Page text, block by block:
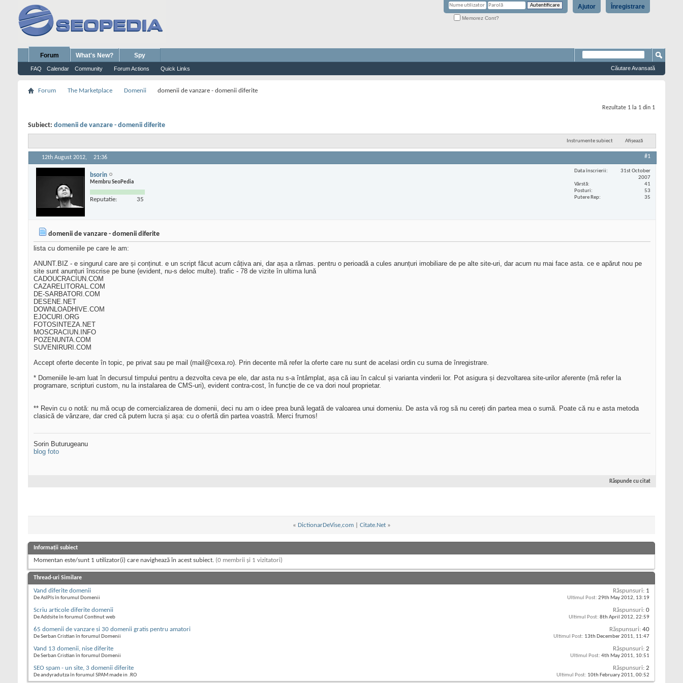
Înregistrare
Ajutor
Memorez Cont?
Forum
FAQ Calendar Community Forum Actions Quick Links
What's New? Spy
Căutare Avansată
Forum The Marketplace Domenii domenii de vanzare - domenii diferite
Rezultate 1 la 1 din 1
Subiect: domenii de vanzare - domenii diferite
Instrumente subiect Afișează
12th August 2012, 21:36 #1
bsorin
Membru SeoPedia
Reputatie: 35
Data înscrierii
31st October
2007
Vârstă
41
Posturi
53
Putere Rep
35
domenii de vanzare - domenii diferite
lista cu domeniile pe care le am:
ANUNT.BIZ - e singurul care are și conținut. e un script făcut acum câțiva ani, dar așa a rămas. pentru o perioadă a cules anunțuri imobiliare de pe alte site-uri, dar acum nu mai face asta. ce e apărut nou pe
site sunt anunțuri înscrise pe bune (evident, nu-s deloc multe). trafic - 78 de vizite în ultima lună
CADOUCRACIUN.COM
CAZARELITORAL.COM
DE-SARBATORI.COM
DESENE.NET
DOWNLOADHIVE.COM
EJOCURI.ORG
FOTOSINTEZA.NET
MOSCRACIUN.INFO
POZENUNTA.COM
SUVENIRURI.COM
Accept oferte decente în topic, pe privat sau pe mail (mail@cexa.ro). Prin decente mă refer la oferte care nu sunt de acelasi ordin cu suma de înregistrare.
* Domeniile le-am luat în decursul timpului pentru a dezvolta ceva pe ele, dar asta nu s-a întâmplat, așa că iau în calcul și varianta vinderii lor. Pot asigura și dezvoltarea site-urilor aferente (mă refer la
programare, scripturi custom, nu la instalarea de CMS-uri), evident contra-cost, în funcție de ce va dori noul proprietar.
** Revin cu o notă: nu mă ocup de comercializarea de domenii, deci nu am o idee prea bună legată de valoarea unui domeniu. De asta vă rog să nu cereți din partea mea o sumă. Poate că nu e asta metoda
clasică de vânzare, dar cred că putem lucra și așa: cu o ofertă din partea voastră. Merci frumos!
Sorin Buturugeanu
blog foto
Răspunde cu citat
« DictionarDeVise,com| Citate.Net »
Informații subiect
Momentan este/sunt 1 utilizator(i) care navighează în acest subiect. (0 membrii și 1 vizitatori)
Thread-uri Similare
Vand diferite domenii
De AslPls în forumul Domenii
Răspunsuri: 1
Ultimul Post: 29th May 2012, 13:19
Scriu articole diferite domenii
De Addsite în forumul Continut web
Răspunsuri: 0
Ultimul Post: 8th April 2012, 22:59
65 domenii de vanzare si 30 domenii gratis pentru amatori
De Serban Cristian în forumul Domenii
Răspunsuri: 40
Ultimul Post: 13th December 2011, 11:47
Vand 13 domenii, nise diferite
De Serban Cristian în forumul Domenii
Răspunsuri: 2
Ultimul Post: 4th May 2011, 10:51
SEO spam - un site, 3 domenii diferite
De andyradutza în forumul SPAM made in .RO
Răspunsuri: 2
Ultimul Post: 10th February 2011, 00:52